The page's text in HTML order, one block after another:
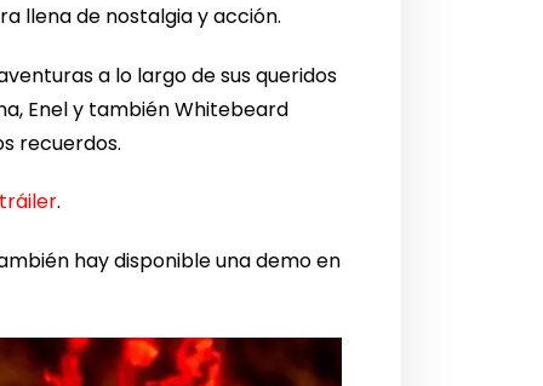
llena de nostalgia y acción.
a lo largo de sus queridos
Enel y también Whitebeard
recuerdos.
tráiler.
hay disponible una demo en